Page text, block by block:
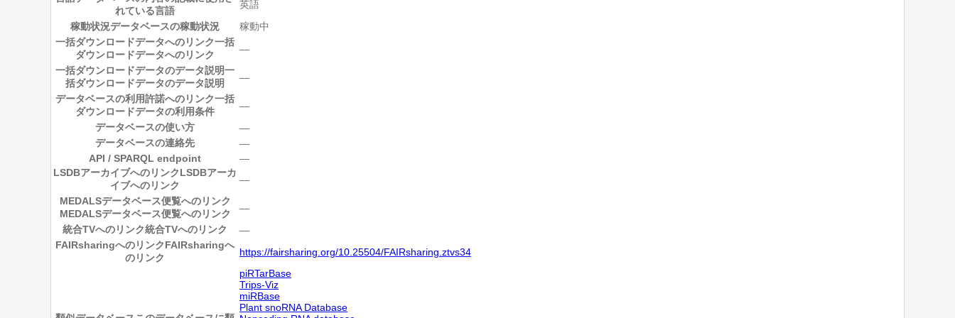
れている言語
英語
稼動状況データベースの稼動状況
稼動中
一括ダウンロードデータへのリンク一括
ダウンロードデータへのリンク
―
一括ダウンロードデータのデータ説明一
括ダウンロードデータのデータ説明
―
データベースの利用許諾へのリンク一括
ダウンロードデータの利用条件
―
データベースの使い方
―
データベースの連絡先
―
API / SPARQL endpoint
―
LSDBアーカイブへのリンクLSDBアーカ
イブへのリンク
―
MEDALSデータベース便覧へのリンク
MEDALSデータベース便覧へのリンク
―
統合TVへのリンク統合TVへのリンク
―
FAIRsharingへのリンクFAIRsharingへ
のリンク
https://fairsharing.org/10.25504/FAIRsharing.ztvs34
piRTarBase
Trips-Viz
miRBase
Plant snoRNA Database